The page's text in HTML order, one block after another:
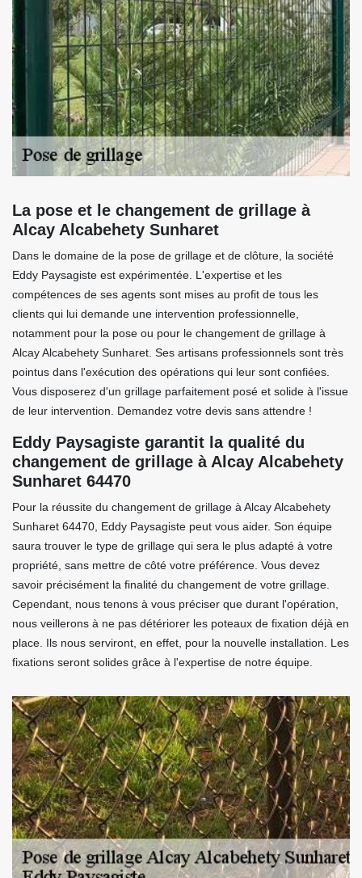
La pose et le changement de grillage à
Alcay Alcabehety Sunharet
Dans le domaine de la pose de grillage et de clôture, la société
Eddy Paysagiste est expérimentée. L'expertise et les
compétences de ses agents sont mises au profit de tous les
clients qui lui demande une intervention professionnelle,
notamment pour la pose ou pour le changement de grillage à
Alcay Alcabehety Sunharet. Ses artisans professionnels sont très
pointus dans l'exécution des opérations qui leur sont confiées.
Vous disposerez d'un grillage parfaitement posé et solide à l'issue
de leur intervention. Demandez votre devis sans attendre !
Eddy Paysagiste garantit la qualité du
changement de grillage à Alcay Alcabehety
Sunharet 64470
Pour la réussite du changement de grillage à Alcay Alcabehety
Sunharet 64470, Eddy Paysagiste peut vous aider. Son équipe
saura trouver le type de grillage qui sera le plus adapté à votre
propriété, sans mettre de côté votre préférence. Vous devez
savoir précisément la finalité du changement de votre grillage.
Cependant, nous tenons à vous préciser que durant l'opération,
nous veillerons à ne pas détériorer les poteaux de fixation déjà en
place. Ils nous serviront, en effet, pour la nouvelle installation. Les
fixations seront solides grâce à l'expertise de notre équipe.